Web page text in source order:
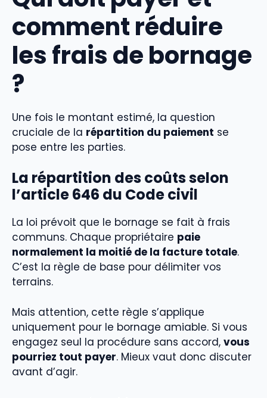
comment réduire
les frais de bornage
?
Une fois le montant estimé, la question
cruciale de la répartition du paiement se
pose entre les parties.
La répartition des coûts selon
l’article 646 du Code civil
La loi prévoit que le bornage se fait à frais
communs. Chaque propriétaire paie
normalement la moitié de la facture totale.
C’est la règle de base pour délimiter vos
terrains.
Mais attention, cette règle s’applique
uniquement pour le bornage amiable. Si vous
engagez seul la procédure sans accord, vous
pourriez tout payer. Mieux vaut donc discuter
avant d’agir.